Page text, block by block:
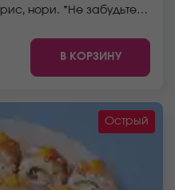
нори. *Не забудьте
вид блюда
В КОРЗИНУ
Острый